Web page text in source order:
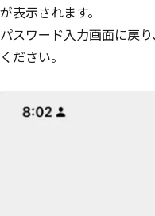
が表示されます。
パスワード入力画面に戻
ください。